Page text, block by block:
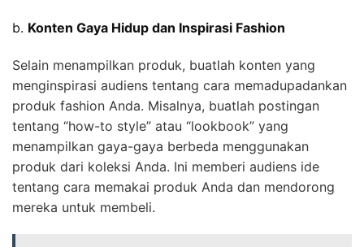
b. Konten Gaya Hidup dan Inspirasi Fashion
Selain menampilkan produk, buatlah konten yang
menginspirasi audiens tentang cara memadupadankan
produk fashion Anda. Misalnya, buatlah postingan
tentang “how-to style” atau “lookbook” yang
menampilkan gaya-gaya berbeda menggunakan
produk dari koleksi Anda. Ini memberi audiens ide
tentang cara memakai produk Anda dan mendorong
mereka untuk membeli.